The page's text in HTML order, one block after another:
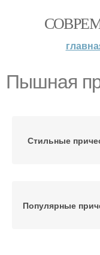
Пышная
Стильные
Популярные